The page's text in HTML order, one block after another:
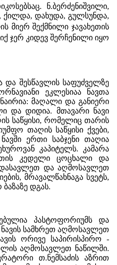
ნ.ბერძენიშვილი,
ქილდა, დახუდა, გულსუნდა,
მიერ შექმნილი ჯავახეთის
ჯერ კიდევ შერჩენილი იყო
და შესწავლის საფუძველზე
ეკლესიაა ნავთა
მაღალი და განიერი
და დიდია. მთავარი ნავი
საწყისი, რომელიც თარის
თაღის საწყისი ქვები,
ერთი საბჯენი თაღია
კაპიტელს. კამარა
კედელი ცოცხალი და
და აღმოსავლეთ
მრავალწახნაგა სვეტს,
დგას.
პასტოფორიუმს და
სამხრეთ აღმოსავლეთ
ორივე საპირისპირო -
აღმოსავლეთ ნაწილში.
თ.ნემსაძის აზრით